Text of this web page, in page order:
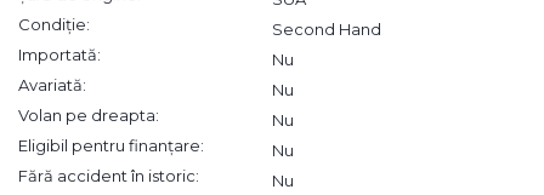
Condiție:
Second Hand
Importată:
Nu
Avariată:
Nu
Volan pe dreapta:
Nu
Eligibil pentru finanțare:
Nu
Fără accident în istoric:
Nu